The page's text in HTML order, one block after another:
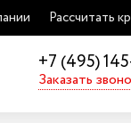
Рассчитать
+7 (495)
Заказать